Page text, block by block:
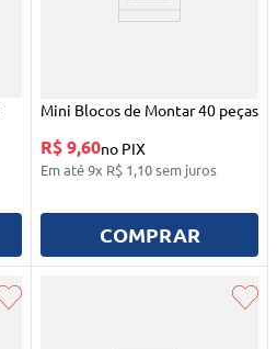
Mini Blocos de Montar 40 peças
R$ 9,60no PIX
Em até9x R$ 1,10sem juros
COMPRAR